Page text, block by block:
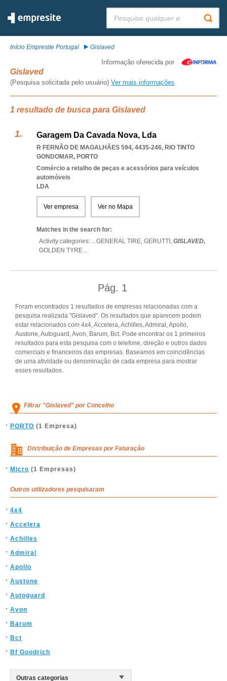
Início Empresite Portugal Gislaved
Informação oferecida por
Gislaved
(Pesquisa solicitada pelo usuário) Ver mais informações
1 resultado de busca para Gislaved
Garagem Da Cavada Nova, Lda
R FERNÃO DE MAGALHÃES 594, 4435-246, RIO TINTO
GONDOMAR, PORTO
Comércio a retalho de peças e acessórios para veículos
automóveis
LDA
Ver empresa Ver no Mapa
Matches in the search for:
Activity categories: ...GENERAL TIRE, GERUTTI, GISLAVED,
GOLDEN TYRE...
Pág. 1
Foram encontrados 1 resultados de empresas relacionadas com a
pesquisa realizada "Gislaved". Os resultados que aparecem podem
estar relacionados com 4x4, Accelera, Achilles, Admiral, Apollo,
Austone, Autoguard, Avon, Barum, Bct. Pode encontrar os 1 primeiros
resultados para esta pesquisa com o telefone, direção e outros dados
comerciais e financeiros das empresas. Baseamos em coincidências
de uma atividade ou denominação de cada empresa para mostrar
esses resultados.
Filtrar "Gislaved" por Concelho
PORTO (1 Empresa)
Distribuição de Empresas por Faturação
Micro (1 Empresas)
Outros utilizadores pesquisaram
4x4
Accelera
Achilles
Admiral
Apollo
Austone
Autoguard
Avon
Barum
Bct
Bf Goodrich